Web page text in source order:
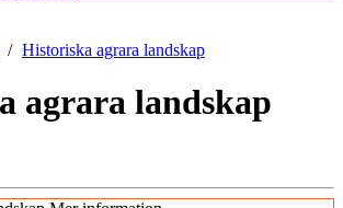
/ Historiska agrara landskap
agrara landskap